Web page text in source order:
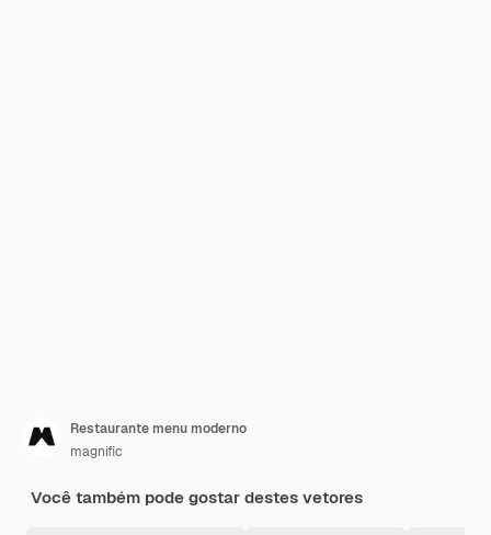
Restaurante menu moderno
magnific
Você também pode gostar destes vetores